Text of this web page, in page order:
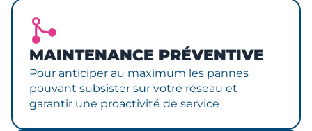
MAINTENANCE PRÉVENTIVE
Pour anticiper au maximum les pannes
pouvant subsister sur votre réseau et
garantir une proactivité de service